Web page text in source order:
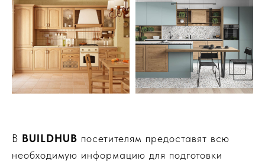
В BUILDHUB посетителям предоставят всю
необходимую информацию для подготовки